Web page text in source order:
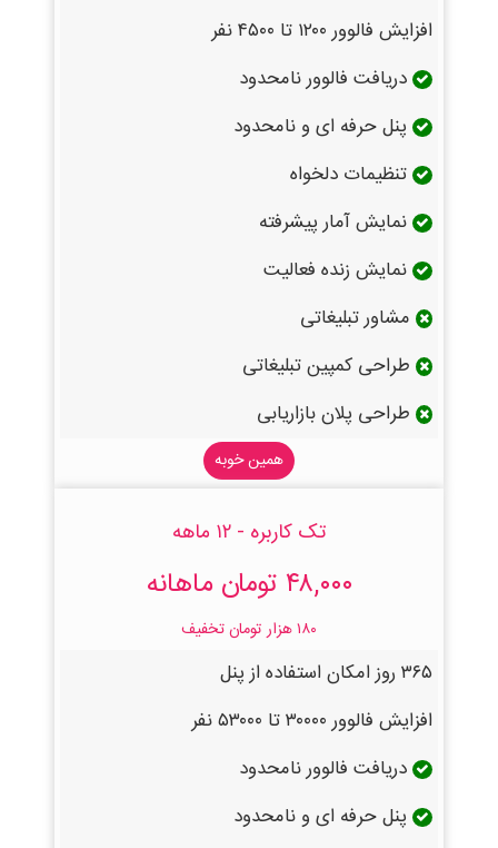
افزایش فالوور ۱۲۰۰ تا ۴۵۰۰ نفر
دریافت فالوور نامحدود
پنل حرفه ای و نامحدود
تنظیمات دلخواه
نمایش آمار پیشرفته
نمایش زنده فعالیت
مشاور تبلیغاتی
طراحی کمپین تبلیغاتی
طراحی پلان بازاریابی
همین خوبه
تک کاربره - ۱۲ ماهه
۴۸,۰۰۰ تومان ماهانه
۱۸۰ هزار تومان تخفیف
۳۶۵ روز امکان استفاده از پنل
افزایش فالوور ۳۰۰۰۰ تا ۵۳۰۰۰ نفر
دریافت فالوور نامحدود
پنل حرفه ای و نامحدود